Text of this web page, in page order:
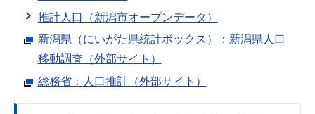
推計人口（新潟市オープンデータ）
新潟県（にいがた県統計ボックス）：新潟県人口
移動調査（外部サイト）
総務省：人口推計（外部サイト）